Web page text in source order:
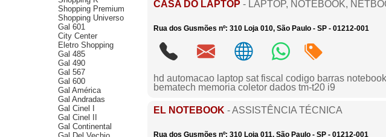
Shopping Premium
Shopping Universo
Gal 601
City Center
Eletro Shopping
Gal 485
Gal 490
Gal 567
Gal 600
Gal América
Gal Andradas
Gal Cinel I
Gal Cinel II
Gal Continental
CASA DO LAPTOP - LAPTOP, NOTEBOOK,
Rua dos Gusmões nº: 310 Loja 010, São Paulo - SP - 01212-001
hd automacao laptop sat fiscal codigo barras
bematech memoria coletor dados tm-t20 i9
EL NOTEBOOK - ASSISTÊNCIA TÉCNICA
Rua dos Gusmões nº: 310 Loja 011, São Paulo - SP - 01212-001